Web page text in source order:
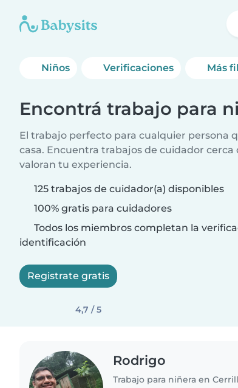
Niños Verificaciones Más
Encontrá trabajo para
El trabajo perfecto para cualquier persona
casa. Encuentra trabajos de cuidador cerca
valoran tu experiencia.
125 trabajos de cuidador(a) disponibles
100% gratis para cuidadores
Todos los miembros completan la
identificación
Registrate gratis
4,7 / 5
Rodrigo
Trabajo para niñera en